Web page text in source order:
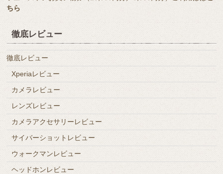
ちら
徹底レビュー
徹底レビュー
Xperiaレビュー
カメラレビュー
レンズレビュー
カメラアクセサリーレビュー
サイバーショットレビュー
ウォークマンレビュー
ヘッドホンレビュー